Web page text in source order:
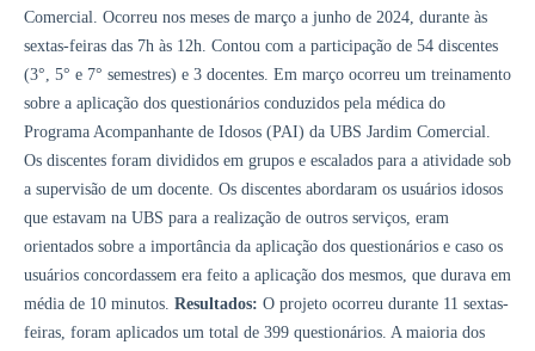
Comercial. Ocorreu nos meses de março a junho de 2024, durante às
sextas-feiras das 7h às 12h. Contou com a participação de 54 discentes
(3°, 5° e 7° semestres) e 3 docentes. Em março ocorreu um treinamento
sobre a aplicação dos questionários conduzidos pela médica do
Programa Acompanhante de Idosos (PAI) da UBS Jardim Comercial.
Os discentes foram divididos em grupos e escalados para a atividade sob
a supervisão de um docente. Os discentes abordaram os usuários idosos
que estavam na UBS para a realização de outros serviços, eram
orientados sobre a importância da aplicação dos questionários e caso os
usuários concordassem era feito a aplicação dos mesmos, que durava em
média de 10 minutos. Resultados: O projeto ocorreu durante 11 sextas-
feiras, foram aplicados um total de 399 questionários. A maioria dos